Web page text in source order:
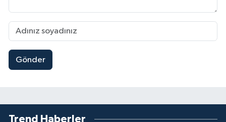
Gönder
Trend Haberler